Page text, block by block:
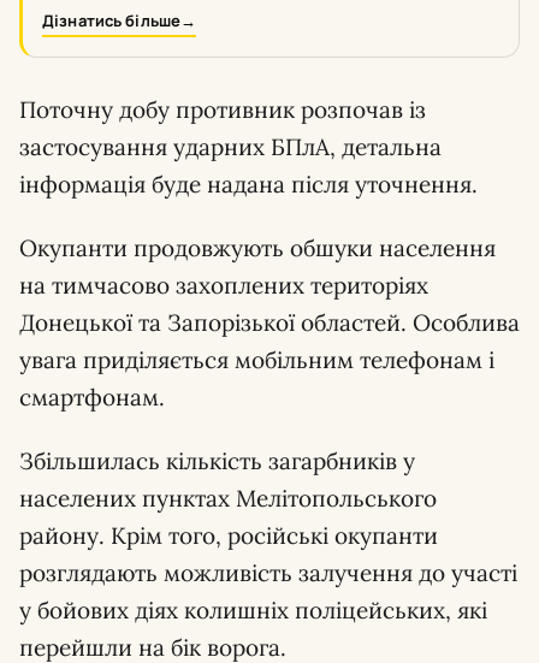
Дізнатись більше→
Поточну добу противник розпочав із
застосування ударних БПлА, детальна
інформація буде надана після уточнення.
Окупанти продовжують обшуки населення
на тимчасово захоплених територіях
Донецької та Запорізької областей. Особлива
увага приділяється мобільним телефонам і
смартфонам.
Збільшилась кількість загарбників у
населених пунктах Мелітопольського
району. Крім того, російські окупанти
розглядають можливість залучення до участі
у бойових діях колишніх поліцейських, які
перейшли на бік ворога.